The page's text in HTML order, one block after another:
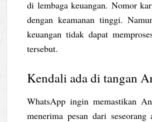
di lembaga keuangan. Nomor
dengan keamanan tinggi.
keuangan tidak dapat
tersebut.
Kendali ada di tangan
WhatsApp ingin memastikan
menerima pesan dari